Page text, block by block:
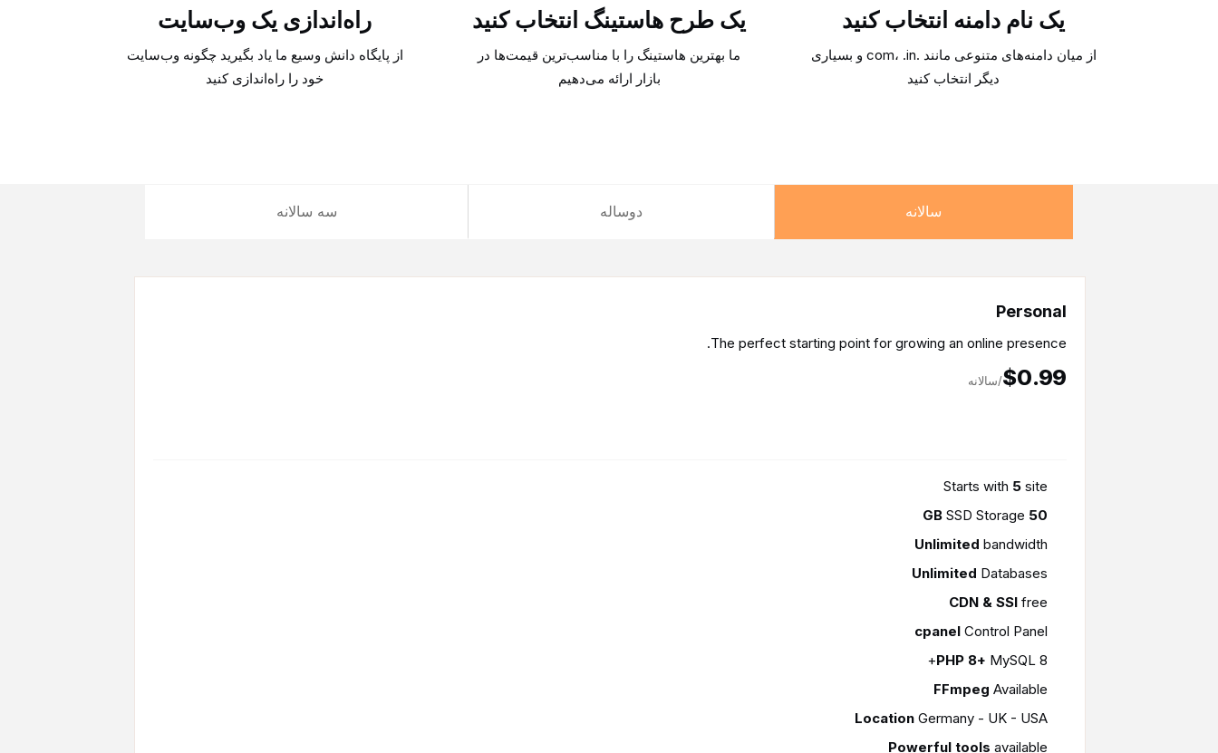
یک نام دامنه انتخاب کنید
از میان دامنه‌های متنوعی مانند .com، .in و بسیاری
دیگر انتخاب کنید
یک طرح هاستینگ انتخاب کنید
ما بهترین هاستینگ را با مناسب‌ترین قیمت‌ها در
بازار ارائه می‌دهیم
راه‌اندازی یک وب‌سایت
از پایگاه دانش وسیع ما یاد بگیرید چگونه وب‌سایت
خود را راه‌اندازی کنید
سالانه دوساله سه سالانه
Personal
The perfect starting point for growing an online presence.
$0.99/سالانه
Starts with 5 site
50 GB
SSD Storage
Unlimited bandwidth
Unlimited Databases
CDN & SSl free
cpanel Control Panel
PHP 8+ MySQL 8+
FFmpeg Available
Location Germany - UK - USA
Powerful tools available